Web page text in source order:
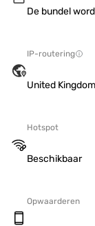
De bundel
IP-routering
United
Hotspot
Beschikbaar
Opwaarderen